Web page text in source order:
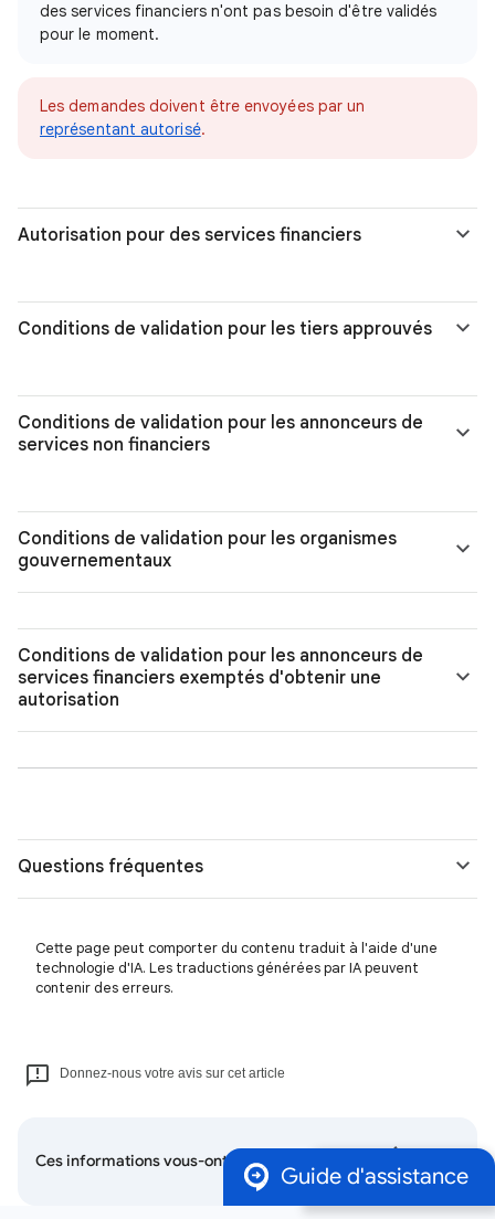
des services financiers n'ont pas besoin d'être validés
pour le moment.
Les demandes doivent être envoyées par un
représentant autorisé.
Autorisation pour des services financiers
Conditions de validation pour les tiers approuvés
Conditions de validation pour les annonceurs de
services non financiers
Conditions de validation pour les organismes
gouvernementaux
Conditions de validation pour les annonceurs de
services financiers exemptés d'obtenir une
autorisation
Questions fréquentes
Cette page peut comporter du contenu traduit à l'aide d'une
technologie d'IA. Les traductions générées par IA peuvent
contenir des erreurs.
Donnez-nous votre avis sur cet article
Ces informations vous-ont elles été utiles ?
Guide d'assistance